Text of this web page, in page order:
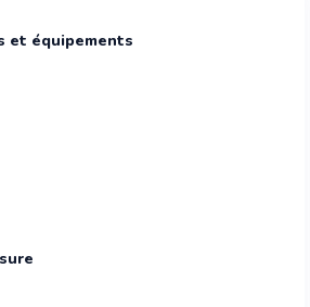
et équipements